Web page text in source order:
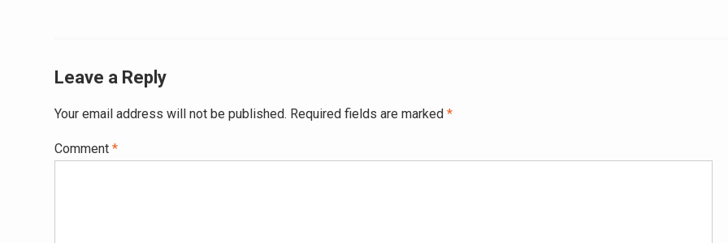
Leave a Reply
Your email address will not be published. Required fields are marked *
Comment *